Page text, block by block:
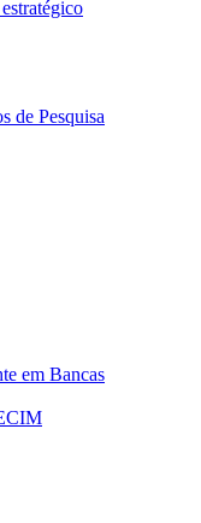
de Pesquisa
em Bancas